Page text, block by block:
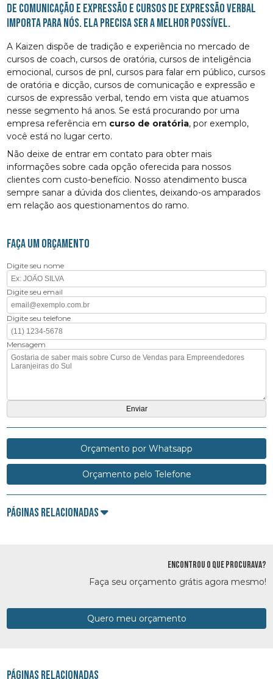
de comunicação e expressão e cursos de expressão verbal
importa para nós. Ela precisa ser a melhor possível.
A Kaizen dispõe de tradição e experiência no mercado de
cursos de coach, cursos de oratória, cursos de inteligência
emocional, cursos de pnl, cursos para falar em público, cursos
de oratória e dicção, cursos de comunicação e expressão e
cursos de expressão verbal, tendo em vista que atuamos
nesse segmento há anos. Se está procurando por uma
empresa referência em curso de oratória, por exemplo,
você está no lugar certo.
Não deixe de entrar em contato para obter mais
informações sobre cada opção oferecida para nossos
clientes com custo-benefício. Nosso atendimento busca
sempre sanar a dúvida dos clientes, deixando-os amparados
em relação aos questionamentos do ramo.
FAÇA UM ORÇAMENTO
Digite seu nome
Digite seu email
Digite seu telefone
Mensagem
Orçamento por Whatsapp
Orçamento pelo Telefone
Páginas Relacionadas
ENCONTROU O QUE PROCURAVA?
Faça seu orçamento grátis agora mesmo!
Quero meu orçamento
Páginas Relacionadas